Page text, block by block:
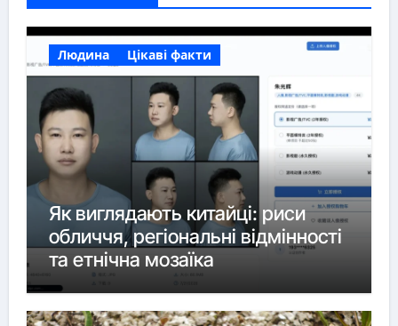
Людина Цікаві факти
Як виглядають китайці: риси
обличчя, регіональні відмінності
та етнічна мозаїка